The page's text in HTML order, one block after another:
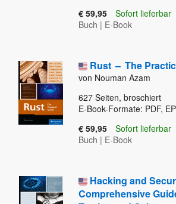
€ 59,95
Sofort lieferbar
Buch | E-Book
Rust – The
von Nouman Azam
627 Seiten, broschiert
E-Book-Formate: PDF,
€ 59,95
Sofort lieferbar
Buch | E-Book
Hacking and
Comprehensive